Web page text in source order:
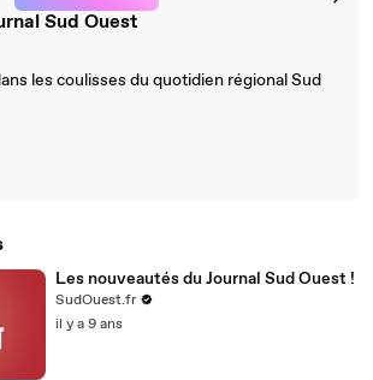
Sud Ouest
les coulisses du quotidien régional Sud
Les nouveautés du Journal Sud Ouest !
SudOuest.fr
il y a 9 ans